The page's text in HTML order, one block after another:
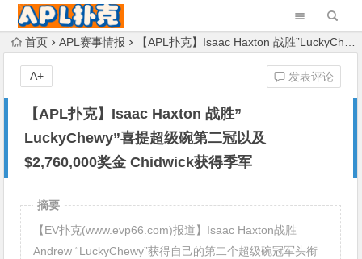
首页 APL赛事情报 【APL扑克】Isaac Haxton 战胜”LuckyChewy”喜提超级碗第二冠以及$2,760,000奖金 Chidwick获得季军
【APL扑克】Isaac Haxton 战胜”
LuckyChewy”喜提超级碗第二冠以及
$2,760,000奖金 Chidwick获得季军
发表评论
A+
摘要
【EV扑克(www.evp66.com)报道】Isaac Haxton战胜
Andrew “LuckyChewy”获得自己的第二个超级碗冠军头衔